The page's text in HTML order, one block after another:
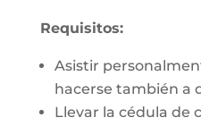
Requisitos:
Asistir
hacerse también a
Llevar la cédula de